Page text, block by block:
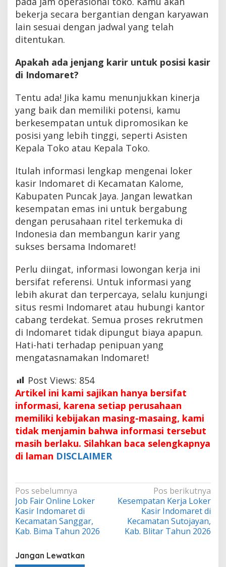
bekerja secara bergantian dengan karyawan
lain sesuai dengan jadwal yang telah
ditentukan.
Apakah ada jenjang karir untuk posisi kasir
di Indomaret?
Tentu ada! Jika kamu menunjukkan kinerja
yang baik dan memiliki potensi, kamu
berkesempatan untuk dipromosikan ke
posisi yang lebih tinggi, seperti Asisten
Kepala Toko atau Kepala Toko.
Itulah informasi lengkap mengenai loker
kasir Indomaret di Kecamatan Kalome,
Kabupaten Puncak Jaya. Jangan lewatkan
kesempatan emas ini untuk bergabung
dengan perusahaan ritel terkemuka di
Indonesia dan membangun karir yang
sukses bersama Indomaret!
Perlu diingat, informasi lowongan kerja ini
bersifat referensi. Untuk informasi yang
lebih akurat dan terpercaya, selalu kunjungi
situs resmi Indomaret atau hubungi kantor
cabang terdekat. Semua proses rekrutmen
di Indomaret tidak dipungut biaya apapun.
Hati-hati terhadap penipuan yang
mengatasnamakan Indomaret!
Post Views: 854
Artikel ini kami sajikan hanya bersifat
informasi, karena setiap perusahaan
memiliki kebijakan masing-masaing, kami
tidak menjamin bahwa informasi tersebut
masih berlaku. Silahkan baca selengkapnya
di laman DISCLAIMER
Navigasi
pos
Pos sebelumnya
Job Fair Online Loker
Kasir Indomaret di
Kecamatan Sanggar,
Kab. Bima Tahun 2026
Pos berikutnya
Kesempatan Kerja Loker
Kasir Indomaret di
Kecamatan Sutojayan,
Kab. Blitar Tahun 2026
Jangan Lewatkan